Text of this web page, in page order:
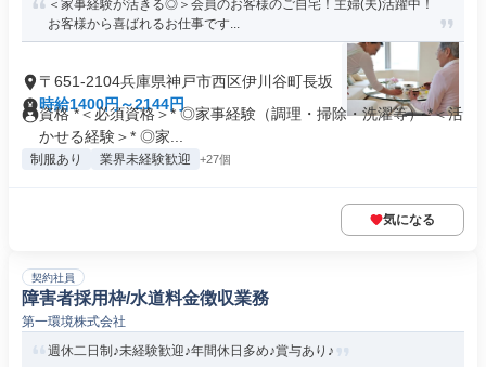
＜家事経験が活きる◎＞会員のお客様のご自宅！主婦(夫)活躍中！
お客様から喜ばれるお仕事です...
〒651-2104兵庫県神戸市西区伊川谷町長坂
時給1400円～2144円
資格 *＜必須資格＞* ◎家事経験（調理・掃除・洗濯等） *＜活
かせる経験＞* ◎家...
制服あり 業界未経験歓迎 +27個
気になる
契約社員
障害者採用枠/水道料金徴収業務
第一環境株式会社
週休二日制♪未経験歓迎♪年間休日多め♪賞与あり♪